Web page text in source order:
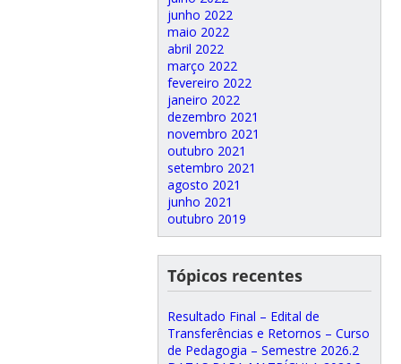
junho 2022
maio 2022
abril 2022
março 2022
fevereiro 2022
janeiro 2022
dezembro 2021
novembro 2021
outubro 2021
setembro 2021
agosto 2021
junho 2021
outubro 2019
Tópicos recentes
Resultado Final – Edital de
Transferências e Retornos – Curso
de Pedagogia – Semestre 2026.2